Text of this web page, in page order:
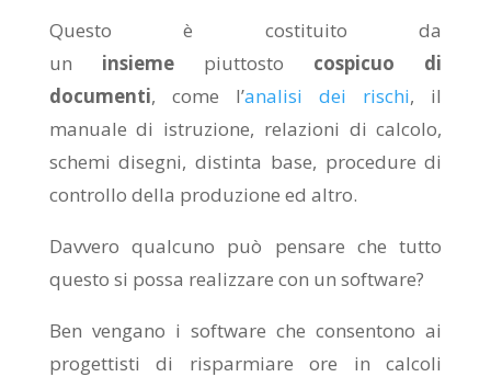
Questo è costituito da
un
insieme piuttosto
cospicuo di
documenti, come l’analisi dei rischi, il
manuale di istruzione, relazioni di calcolo,
schemi disegni, distinta base, procedure di
controllo della produzione ed altro.
Davvero qualcuno può pensare che tutto
questo si possa realizzare con un software?
Ben vengano i software che consentono ai
progettisti di risparmiare ore in calcoli